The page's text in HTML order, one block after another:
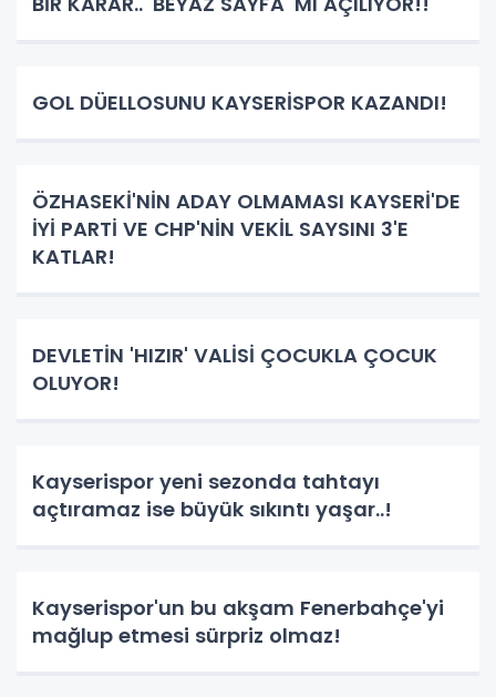
GOL DÜELLOSUNU KAYSERİSPOR KAZANDI!
ÖZHASEKİ'NİN ADAY OLMAMASI KAYSERİ'DE
İYİ PARTİ VE CHP'NİN VEKİL SAYSINI 3'E
KATLAR!
DEVLETİN 'HIZIR' VALİSİ ÇOCUKLA ÇOCUK
OLUYOR!
Kayserispor yeni sezonda tahtayı
açtıramaz ise büyük sıkıntı yaşar..!
Kayserispor'un bu akşam Fenerbahçe'yi
mağlup etmesi sürpriz olmaz!